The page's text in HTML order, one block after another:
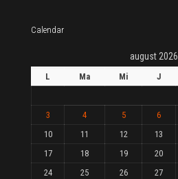
Calendar
august 2026
L Ma Mi J
3
4 5 6
10
11 12 13
17
18 19 20
24
25 26 27